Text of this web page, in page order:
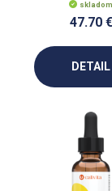
skladom
47.70 €
DETAIL